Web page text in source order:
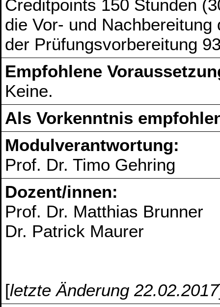
Creditpoints 150 Stunden
die Vor- und
der Prüfungsvorbereitung
Empfohlene
Keine.
Als Vorkenntnis
Modulverantwortung:
Prof. Dr. Timo Gehring
Dozent/innen:
Prof. Dr. Matthias Brunner
Dr. Patrick Maurer
[letzte Änderung 22.02.2017